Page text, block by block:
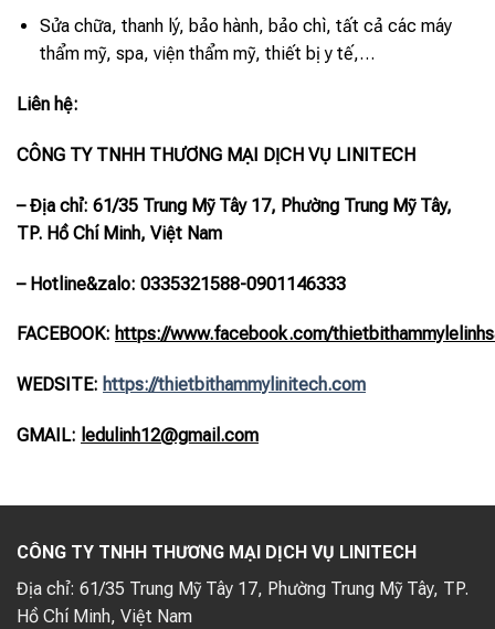
Sửa chữa, thanh lý, bảo hành, bảo chì, tất cả các máy
thẩm mỹ, spa, viện thẩm mỹ, thiết bị y tế,…
Liên hệ:
CÔNG TY TNHH THƯƠNG MẠI DỊCH VỤ LINITECH
– Địa chỉ: 61/35 Trung Mỹ Tây 17, Phường Trung Mỹ Tây,
TP. Hồ Chí Minh, Việt Nam
– Hotline&zalo: 0335321588-0901146333
FACEBOOK: https://www.facebook.com/
WEDSITE: https://thietbithammylinitech.com
GMAIL: ledulinh12@gmail.com
CÔNG TY TNHH THƯƠNG MẠI DỊCH VỤ LINITECH
Địa chỉ: 61/35 Trung Mỹ Tây 17, Phường Trung Mỹ Tây, TP.
Hồ Chí Minh, Việt Nam